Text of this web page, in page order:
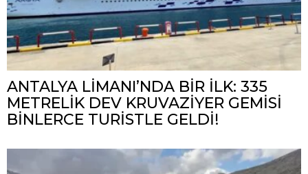
ANTALYA LİMANI’NDA BİR İLK: 335
METRELİK DEV KRUVAZİYER GEMİSİ
BİNLERCE TURİSTLE GELDİ!